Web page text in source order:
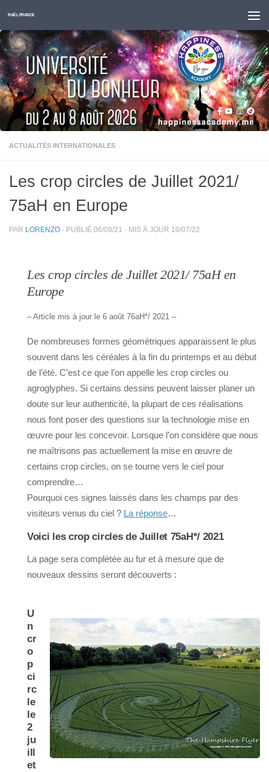
Skip to content
RAËL FRANCE
ACTUALITÉS INTERNATIONALES
Les crop circles de Juillet 2021/
75aH en Europe
PAR LORENZO · PUBLIÉ 06/08/21 · MIS À JOUR 10/07/22
Les crop circles de Juillet 2021/ 75aH en
Europe
– Article mis à jour le 6 août 76aH*/ 2021 –
De nombreuses formes géométriques apparaissent le plus
souvent dans les céréales à la fin du printemps et au début
de l’été. C’est ce que l’on appelle les crop circles ou
agroglyphes. Si certains dessins peuvent laisser planer un
doute sur leur authenticité, la plupart de ces réalisations
nous font poser des questions sur la technologie mise en
œuvre pour les concevoir. Lorsque l’on considère que nous
ne maîtrisons pas actuellement la mise en œuvre de
certains crop circles, on se tourne vers le ciel pour
comprendre…
Pourquoi ces signes laissés dans les champs par des
visiteurs venus du ciel ? La réponse…
Voici les crop circles de Juillet 75aH*/ 2021
La page sera complétée au fur et à mesure que de
nouveaux dessins seront découverts :
U
n
cr
o
p
ci
rc
le
le
2
ju
ill
et